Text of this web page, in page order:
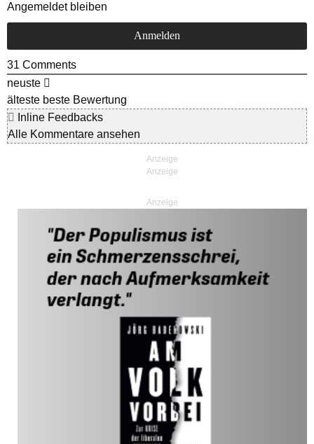
Angemeldet bleiben
31 Comments
neuste
älteste beste Bewertung
Inline Feedbacks
Alle Kommentare ansehen
Anzeige